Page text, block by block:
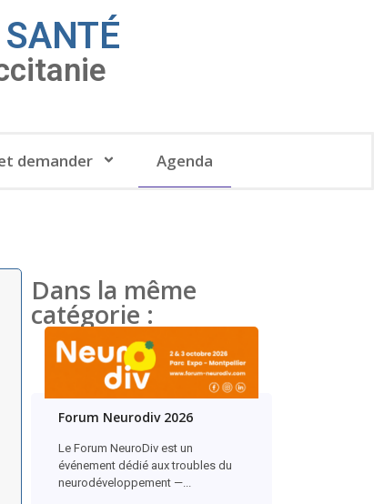
demander Agenda
Dans la même
catégorie :
Forum Neurodiv 2026
Le Forum NeuroDiv est un
événement dédié aux troubles du
neurodéveloppement —...